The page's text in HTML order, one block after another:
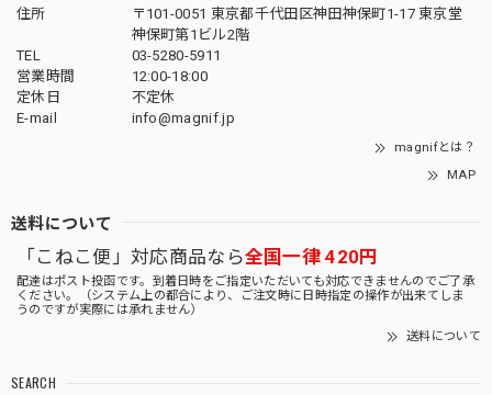
住所
〒101-0051 東京都千代田区神田神保町1-17 東京堂
神保町第1ビル2階
TEL
03-5280-5911
営業時間
12:00-18:00
定休日
不定休
E-mail
info@magnif.jp
magnifとは？
MAP
送料について
「こねこ便」対応商品なら全国一律 420円
配達はポスト投函です。到着日時をご指定いただいても対応できませんのでご了承
ください。（システム上の都合により、ご注文時に日時指定の操作が出来てしま
うのですが実際には承れません）
送料について
SEARCH